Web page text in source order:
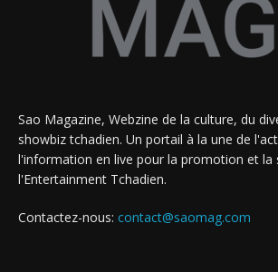
Sao Magazine, Webzine de la culture, du
showbiz tchadien. Un portail à la une de
l'information en live pour la promotion et la
l'Entertainment Tchadien.
Contactez-nous: contact@saomag.com